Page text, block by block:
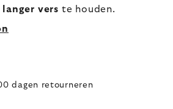
vers te houden.
dagen retourneren